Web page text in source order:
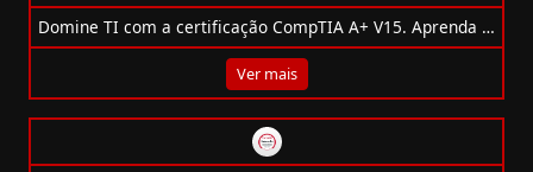
Domine TI com a certificação CompTIA A+ V15. Aprenda hardware, redes, sistemas e segurança. Carreira garantida!
Ver mais